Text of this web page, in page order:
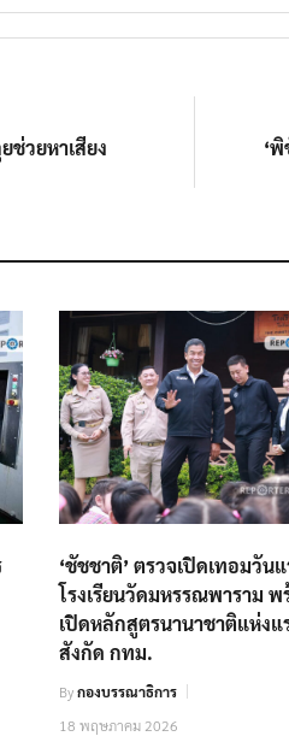
ช่วยหาเสียง
‘
‘ชัชชาติ’ ตรวจเปิดเทอมวัน
โรงเรียนวัดมหรรณพาราม พ
เปิดหลักสูตรนานาชาติแห่งแ
สังกัด กทม.
Byกองบรรณาธิการ
18 พฤษภาคม 2026